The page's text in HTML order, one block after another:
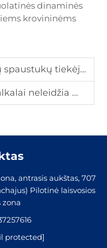
dinaminės
krovininėms
skubius geležinkelių statybos reikalavimus?
dėvėtis takų surinkimuose?
antrasis aukštas, 707
Pilotinė laisvosios
zona
protected]